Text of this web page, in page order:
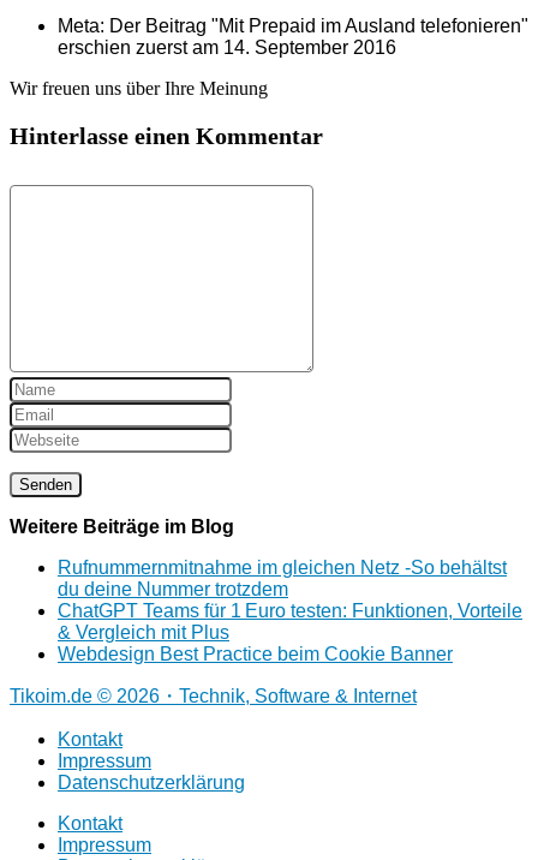
Meta: Der Beitrag "Mit Prepaid im Ausland telefonieren"
erschien zuerst am 14. September 2016
Wir freuen uns über Ihre Meinung
Hinterlasse einen Kommentar
Weitere Beiträge im Blog
Rufnummernmitnahme im gleichen Netz -So behältst
du deine Nummer trotzdem
ChatGPT Teams für 1 Euro testen: Funktionen, Vorteile
& Vergleich mit Plus
Webdesign Best Practice beim Cookie Banner
Tikoim.de © 2026・Technik, Software & Internet
Kontakt
Impressum
Datenschutzerklärung
Kontakt
Impressum